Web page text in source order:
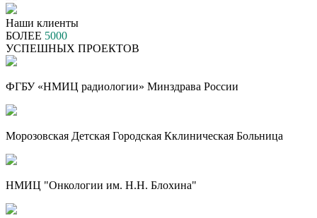
Наши клиенты
БОЛЕЕ 5000
УСПЕШНЫХ ПРОЕКТОВ
ФГБУ «НМИЦ радиологии» Минздрава России
Морозовская Детская Городская Кклиническая Больница
НМИЦ "Онкологии им. Н.Н. Блохина"